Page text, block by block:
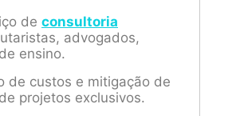
de consultoria
advogados,
ensino.
de custos e mitigação de
projetos exclusivos.